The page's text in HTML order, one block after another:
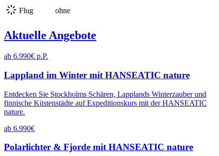
Flug
ohne
Aktuelle Angebote
ab 6.990€ p.P.
Lappland im Winter mit HANSEATIC nature
Entdecken Sie Stockholms Schären, Lapplands Winterzauber und
finnische Küstenstädte auf Expeditionskurs mit der HANSEATIC
nature.
ab 6.990€
Polarlichter & Fjorde mit HANSEATIC nature